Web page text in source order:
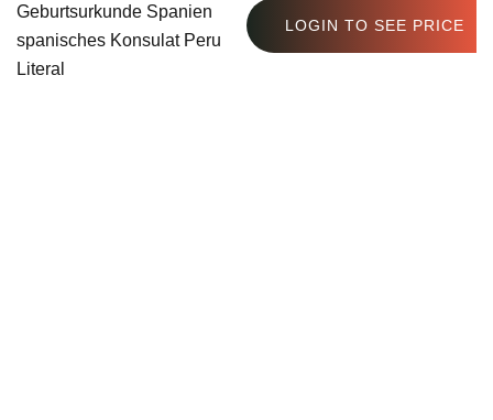
Geburtsurkunde Spanien
spanisches Konsulat Peru
Literal
LOGIN TO SEE PRICE